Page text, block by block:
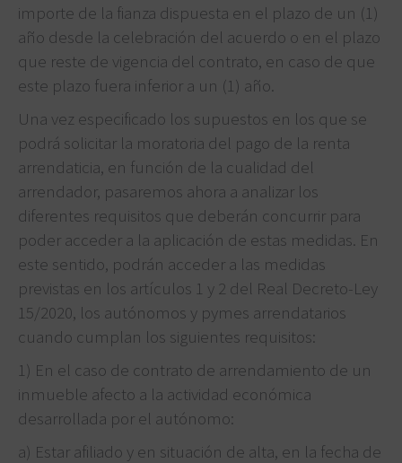
importe de la fianza dispuesta en el plazo de un (1)
año desde la celebración del acuerdo o en el plazo
que reste de vigencia del contrato, en caso de que
este plazo fuera inferior a un (1) año.
Una vez especificado los supuestos en los que se
podrá solicitar la moratoria del pago de la renta
arrendaticia, en función de la cualidad del
arrendador, pasaremos ahora a analizar los
diferentes requisitos que deberán concurrir para
poder acceder a la aplicación de estas medidas. En
este sentido, podrán acceder a las medidas
previstas en los artículos 1 y 2 del Real Decreto-Ley
15/2020, los autónomos y pymes arrendatarios
cuando cumplan los siguientes requisitos:
1) En el caso de contrato de arrendamiento de un
inmueble afecto a la actividad económica
desarrollada por el autónomo:
a) Estar afiliado y en situación de alta, en la fecha de